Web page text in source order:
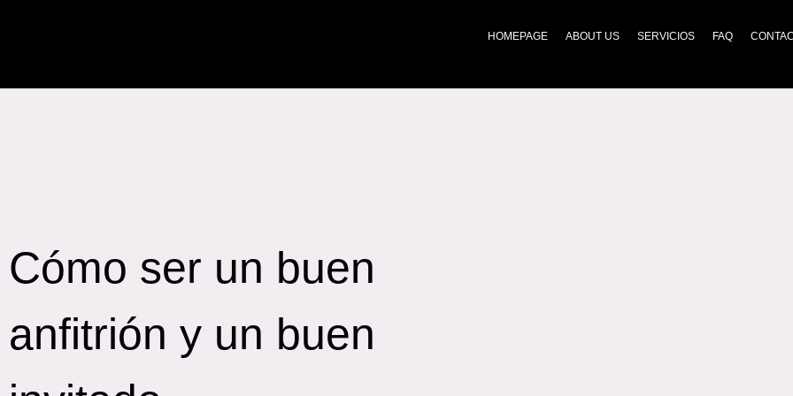
HOMEPAGE ABOUT US SERVICIOS FAQ
Cómo ser un buen
anfitrión y un buen